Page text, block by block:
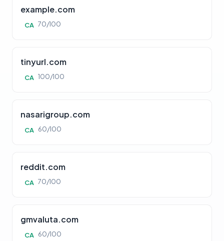
example.com
CA 70/100
tinyurl.com
CA 100/100
nasarigroup.com
CA 60/100
reddit.com
CA 70/100
gmvaluta.com
CA 60/100